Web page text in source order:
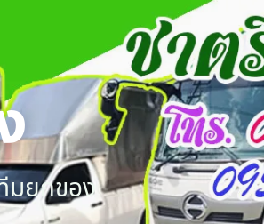
มยกของ